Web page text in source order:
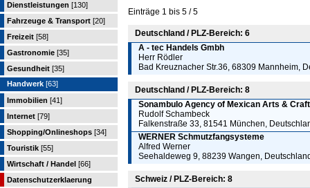
Dienstleistungen [130]
Fahrzeuge & Transport [20]
Freizeit [58]
Gastronomie [35]
Gesundheit [35]
Handwerk [63]
Immobilien [41]
Internet [79]
Shopping/Onlineshops [34]
Touristik [55]
Wirtschaft / Handel [66]
Datenschutzerklaerung
Einträge 1 bis 5 / 5
Deutschland / PLZ-Bereich: 6
A - tec Handels Gmbh
Herr Rödler
Bad Kreuznacher Str.36, 68309 Mannheim,
Deutschland / PLZ-Bereich: 8
Sonambulo Agency of Mexican Arts &
Rudolf Schambeck
Falkenstraße 33, 81541 München,
WERNER Schmutzfangsysteme
Alfred Werner
Seehaldeweg 9, 88239 Wangen,
Schweiz / PLZ-Bereich: 8